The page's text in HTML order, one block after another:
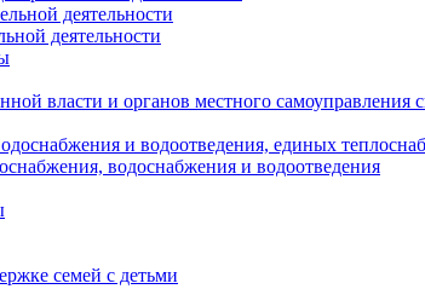
деятельности
деятельности
власти и органов местного
и водоотведения, единых
водоснабжения и водоотведения
семей с детьми